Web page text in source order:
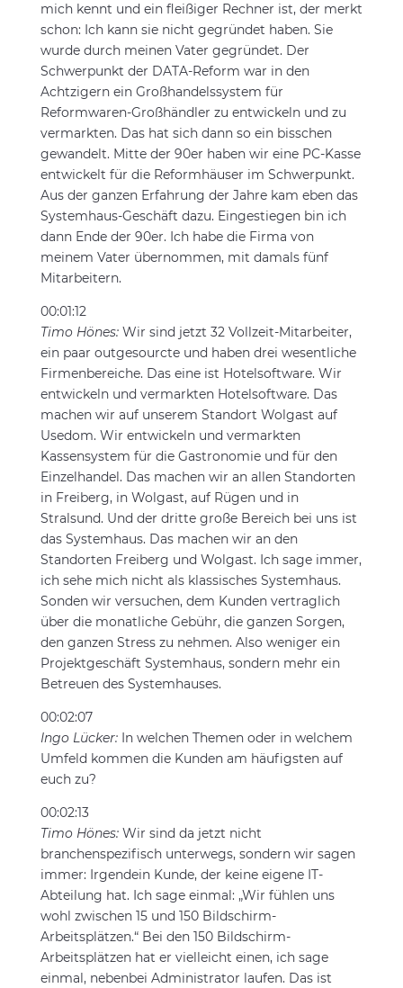
mich kennt und ein fleißiger Rechner ist, der merkt
schon: Ich kann sie nicht gegründet haben. Sie
wurde durch meinen Vater gegründet. Der
Schwerpunkt der DATA-Reform war in den
Achtzigern ein Großhandelssystem für
Reformwaren-Großhändler zu entwickeln und zu
vermarkten. Das hat sich dann so ein bisschen
gewandelt. Mitte der 90er haben wir eine PC-Kasse
entwickelt für die Reformhäuser im Schwerpunkt.
Aus der ganzen Erfahrung der Jahre kam eben das
Systemhaus-Geschäft dazu. Eingestiegen bin ich
dann Ende der 90er. Ich habe die Firma von
meinem Vater übernommen, mit damals fünf
Mitarbeitern.
00:01:12
Timo Hönes: Wir sind jetzt 32 Vollzeit-Mitarbeiter,
ein paar outgesourcte und haben drei wesentliche
Firmenbereiche. Das eine ist Hotelsoftware. Wir
entwickeln und vermarkten Hotelsoftware. Das
machen wir auf unserem Standort Wolgast auf
Usedom. Wir entwickeln und vermarkten
Kassensystem für die Gastronomie und für den
Einzelhandel. Das machen wir an allen Standorten
in Freiberg, in Wolgast, auf Rügen und in
Stralsund. Und der dritte große Bereich bei uns ist
das Systemhaus. Das machen wir an den
Standorten Freiberg und Wolgast. Ich sage immer,
ich sehe mich nicht als klassisches Systemhaus.
Sonden wir versuchen, dem Kunden vertraglich
über die monatliche Gebühr, die ganzen Sorgen,
den ganzen Stress zu nehmen. Also weniger ein
Projektgeschäft Systemhaus, sondern mehr ein
Betreuen des Systemhauses.
00:02:07
Ingo Lücker: In welchen Themen oder in welchem
Umfeld kommen die Kunden am häufigsten auf
euch zu?
00:02:13
Timo Hönes: Wir sind da jetzt nicht
branchenspezifisch unterwegs, sondern wir sagen
immer: Irgendein Kunde, der keine eigene IT-
Abteilung hat. Ich sage einmal: „Wir fühlen uns
wohl zwischen 15 und 150 Bildschirm-
Arbeitsplätzen.“ Bei den 150 Bildschirm-
Arbeitsplätzen hat er vielleicht einen, ich sage
einmal, nebenbei Administrator laufen. Das ist